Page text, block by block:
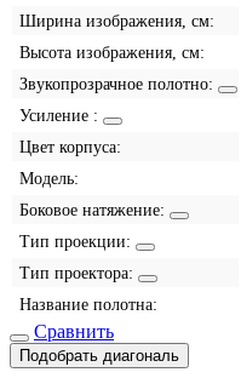
Ширина изображения, см:
Высота изображения, см:
Звукопрозрачное полотно:
Усиление :
Цвет корпуса:
Модель:
Боковое натяжение:
Тип проекции:
Тип проектора:
Название полотна:
Сравнить
Подобрать диагональ